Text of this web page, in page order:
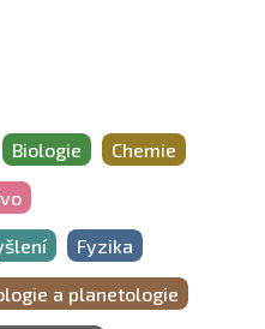
Biologie Chemie
Fyzika
a planetologie